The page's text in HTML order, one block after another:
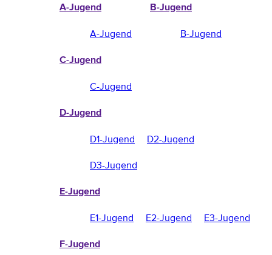
A-Jugend
A-Jugend
B-Jugend
B-Jugend
C-Jugend
C-Jugend
D-Jugend
D1-Jugend
D2-Jugend
D3-Jugend
E-Jugend
E1-Jugend E2-Jugend E3-Jugend
F-Jugend